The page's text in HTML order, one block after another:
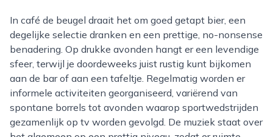
In café de beugel draait het om goed getapt bier, een
degelijke selectie dranken en een prettige, no-nonsense
benadering. Op drukke avonden hangt er een levendige
sfeer, terwijl je doordeweeks juist rustig kunt bijkomen
aan de bar of aan een tafeltje. Regelmatig worden er
informele activiteiten georganiseerd, variërend van
spontane borrels tot avonden waarop sportwedstrijden
gezamenlijk op tv worden gevolgd. De muziek staat over